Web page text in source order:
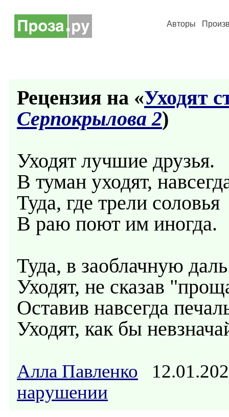
Авторы
Рецензия на «Уходят
Серпокрылова 2)
Уходят лучшие друзья.
В туман уходят,
Туда, где трели соловья
В раю поют им иногда.
Туда, в заоблачную
Уходят, не сказав
Оставив навсегда
Уходят, как бы
Алла Павленко
нарушении